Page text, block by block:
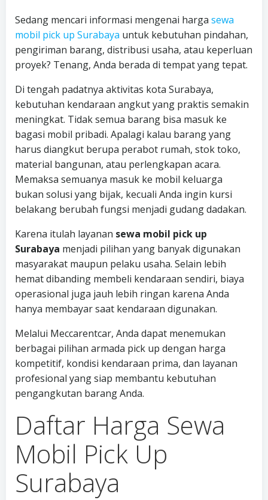
Sedang mencari informasi mengenai harga sewa
mobil pick up Surabaya untuk kebutuhan pindahan,
pengiriman barang, distribusi usaha, atau keperluan
proyek? Tenang, Anda berada di tempat yang tepat.
Di tengah padatnya aktivitas kota Surabaya,
kebutuhan kendaraan angkut yang praktis semakin
meningkat. Tidak semua barang bisa masuk ke
bagasi mobil pribadi. Apalagi kalau barang yang
harus diangkut berupa perabot rumah, stok toko,
material bangunan, atau perlengkapan acara.
Memaksa semuanya masuk ke mobil keluarga
bukan solusi yang bijak, kecuali Anda ingin kursi
belakang berubah fungsi menjadi gudang dadakan.
Karena itulah layanan sewa mobil pick up
Surabaya menjadi pilihan yang banyak digunakan
masyarakat maupun pelaku usaha. Selain lebih
hemat dibanding membeli kendaraan sendiri, biaya
operasional juga jauh lebih ringan karena Anda
hanya membayar saat kendaraan digunakan.
Melalui Meccarentcar, Anda dapat menemukan
berbagai pilihan armada pick up dengan harga
kompetitif, kondisi kendaraan prima, dan layanan
profesional yang siap membantu kebutuhan
pengangkutan barang Anda.
Daftar Harga Sewa
Mobil Pick Up
Surabaya